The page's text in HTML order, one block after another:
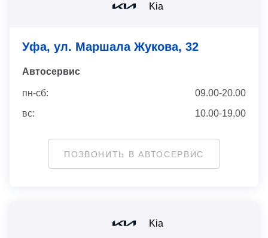
Kia
Уфа, ул. Маршала Жукова, 32
Автосервис
пн-сб:
09.00-20.00
вс:
10.00-19.00
ПОЗВОНИТЬ В АВТОСЕРВИС
Kia